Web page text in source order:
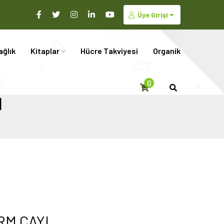
Üye Girişi
Kitaplar Hücre Takviyesi Organik
0